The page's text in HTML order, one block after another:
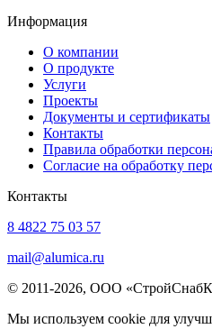
Информация
О компании
О продукте
Услуги
Проекты
Документы и сертификаты
Контакты
Правила обработки
Согласие на обработку
Контакты
8 4822 75 03 57
mail@alumica.ru
© 2011-2026, ООО
Мы используем cookie для